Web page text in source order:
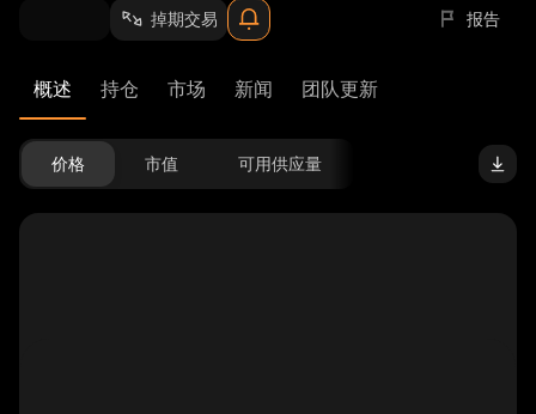
掉期交易 报告
概述 持仓 市场 新闻 团队更新
价格 市值 可用供应量